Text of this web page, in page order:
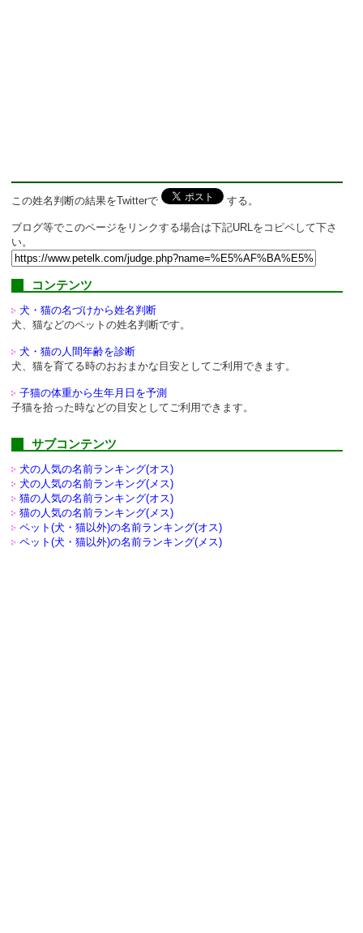
この姓名判断の結果をTwitterで する。
ブログ等でこのページをリンクする場合は下記URLをコピペして下さ
い。
コンテンツ
犬・猫の名づけから姓名判断
犬、猫などのペットの姓名判断です。
犬・猫の人間年齢を診断
犬、猫を育てる時のおおまかな目安としてご利用できます。
子猫の体重から生年月日を予測
子猫を拾った時などの目安としてご利用できます。
サブコンテンツ
犬の人気の名前ランキング(オス)
犬の人気の名前ランキング(メス)
猫の人気の名前ランキング(オス)
猫の人気の名前ランキング(メス)
ペット(犬・猫以外)の名前ランキング(オス)
ペット(犬・猫以外)の名前ランキング(メス)